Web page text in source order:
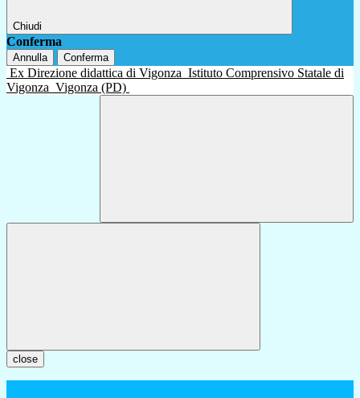
Chiudi
Conferma
Annulla Conferma
Ex Direzione didattica di Vigonza Istituto Comprensivo Statale di
Vigonza Vigonza (PD)
close